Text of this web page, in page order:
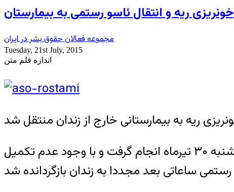
خونریزی ریه و انتقال ئاسو رستمی به بیمارستان
مجموعه فعالان حقوق بشر در ایران
Tuesday, 21st July, 2015
اندازه قلم متن
به گزارش خبرگزاری هرانا، ارگان خبری مجموعه فعالان حقوق بشر در ایران، انتقال امروز سه شنبه ۳۰ تیرماه انجام گرفت و با وجود عدم تکمیل